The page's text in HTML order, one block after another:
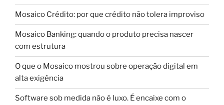
Mosaico Crédito: por que crédito não tolera improviso
Mosaico Banking: quando o produto precisa nascer
com estrutura
O que o Mosaico mostrou sobre operação digital em
alta exigência
Software sob medida não é luxo. É encaixe com o